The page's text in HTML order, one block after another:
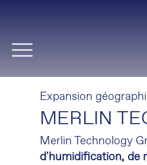
contenu
Expansion
MERLIN
Merlin Technology
d'humidification, de